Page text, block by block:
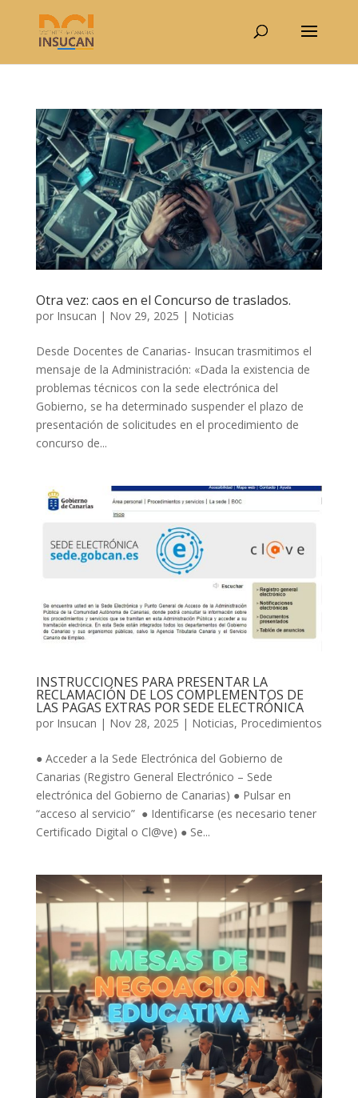
Otra vez: caos en el Concurso de traslados.
por Insucan | Nov 29, 2025 | Noticias
Desde Docentes de Canarias- Insucan trasmitimos el
mensaje de la Administración: «Dada la existencia de
problemas técnicos con la sede electrónica del
Gobierno, se ha determinado suspender el plazo de
presentación de solicitudes en el procedimiento de
concurso de...
INSTRUCCIONES PARA PRESENTAR LA
RECLAMACIÓN DE LOS COMPLEMENTOS DE
LAS PAGAS EXTRAS POR SEDE ELECTRÓNICA
por Insucan | Nov 28, 2025 | Noticias, Procedimientos
● Acceder a la Sede Electrónica del Gobierno de
Canarias (Registro General Electrónico – Sede
electrónica del Gobierno de Canarias) ● Pulsar en
“acceso al servicio” ● Identificarse (es necesario tener
Certificado Digital o Cl@ve) ● Se...